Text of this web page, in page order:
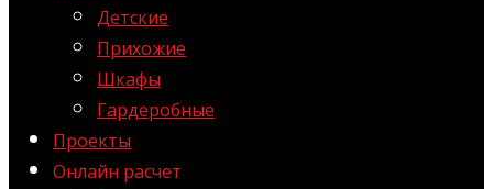
Детские
Прихожие
Шкафы
Гардеробные
Проекты
Онлайн расчет